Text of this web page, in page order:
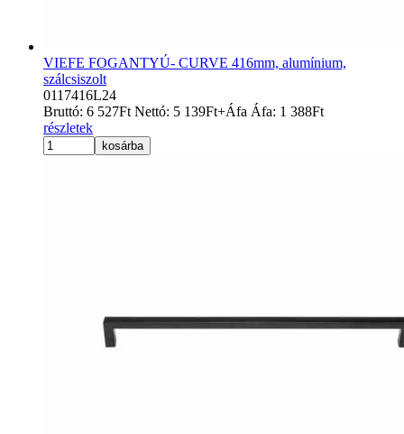
VIEFE FOGANTYÚ- CURVE 416mm, alumínium,
szálcsiszolt
0117416L24
Bruttó: 6 527Ft Nettó: 5 139Ft+Áfa Áfa: 1 388Ft
részletek
kosárba